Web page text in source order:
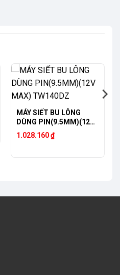
MÁY SIẾT BU LÔNG
DÙNG PIN(9.5MM)(12V
MAX) TW140DZ
1.028.160₫